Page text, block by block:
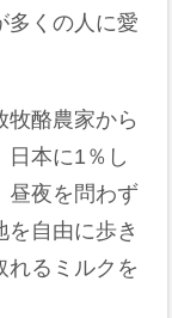
多くの人に愛
牧酪農家から
日本に1％し
昼夜を問わず
自由に歩き
れるミルクを